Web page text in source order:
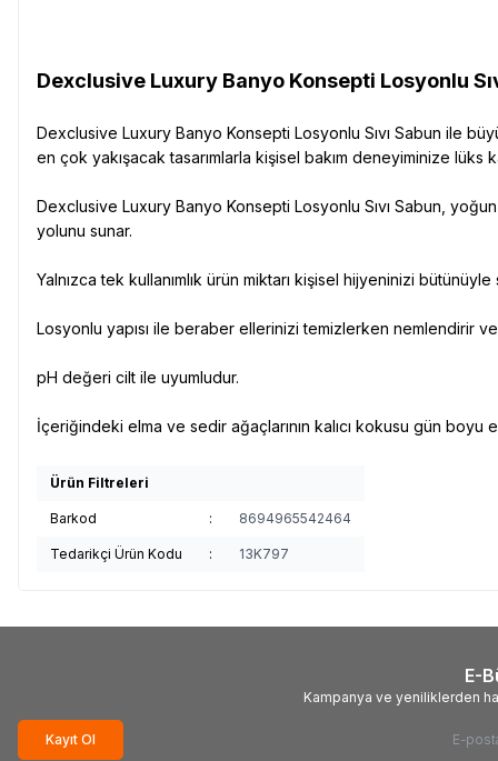
Dexclusive Luxury Banyo Konsepti Losyonlu
Dexclusive Luxury Banyo Konsepti Losyonlu Sıvı Sabun ile
en çok yakışacak tasarımlarla kişisel bakım deneyiminize lüks
Dexclusive Luxury Banyo Konsepti Losyonlu Sıvı Sabun,
yolunu sunar.
Yalnızca tek kullanımlık ürün miktarı kişisel hijyeninizi bütünüyle
Losyonlu yapısı ile beraber ellerinizi temizlerken nemlendirir
pH değeri cilt ile uyumludur.
İçeriğindeki elma ve sedir ağaçlarının kalıcı kokusu gün boyu
Ürün Filtreleri
Barkod : 8694965542464
Tedarikçi Ürün Kodu : 13K797
E-
Kampanya ve yeniliklerden
Kayıt Ol